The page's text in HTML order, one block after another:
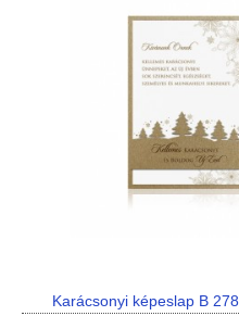
Karácsonyi képeslap B 278